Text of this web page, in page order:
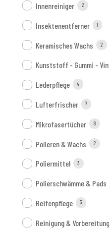
Innenreiniger 2
Insektenentferner 1
Keramisches Wachs 2
Kunststoff - Gummi -
Lederpflege 4
Lufterfrischer 7
Mikrofasertücher 8
Polieren & Wachs 2
Poliermittel 3
Polierschwämme & Pads
Reifenpflege 3
Reinigung & Vorbereitung